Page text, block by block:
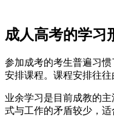
成人高考的学习
参加成考的考生普遍习
安排课程。课程安排往
业余学习是目前成教的
式与工作的矛盾较少，适